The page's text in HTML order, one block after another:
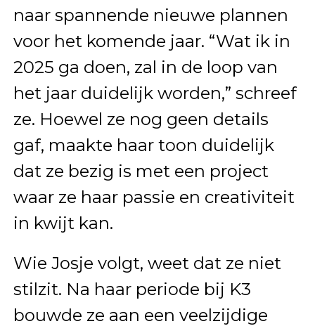
naar spannende nieuwe plannen
voor het komende jaar. “Wat ik in
2025 ga doen, zal in de loop van
het jaar duidelijk worden,” schreef
ze. Hoewel ze nog geen details
gaf, maakte haar toon duidelijk
dat ze bezig is met een project
waar ze haar passie en creativiteit
in kwijt kan.
Wie Josje volgt, weet dat ze niet
stilzit. Na haar periode bij K3
bouwde ze aan een veelzijdige